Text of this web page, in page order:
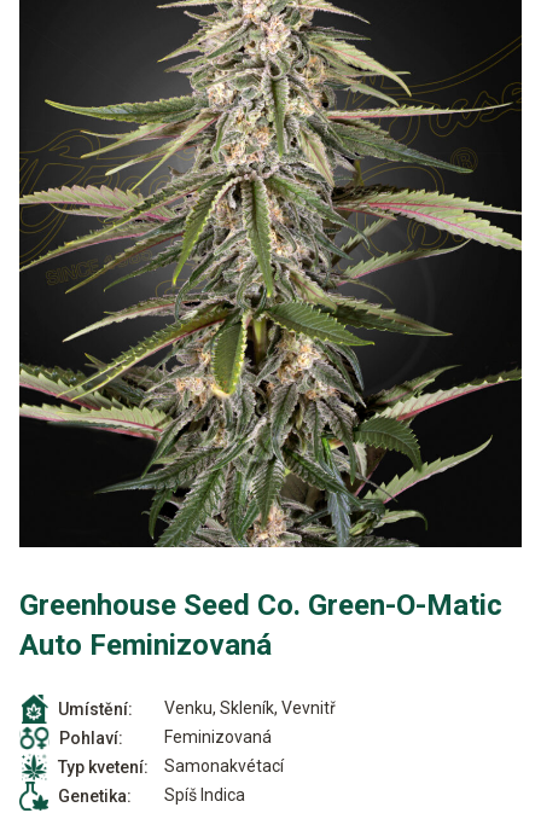
Greenhouse Seed Co. Green-O-Matic
Auto Feminizovaná
Umístění:
Venku, Skleník, Vevnitř
Pohlaví:
Feminizovaná
Typ kvetení:
Samonakvétací
Genetika:
Spíš Indica